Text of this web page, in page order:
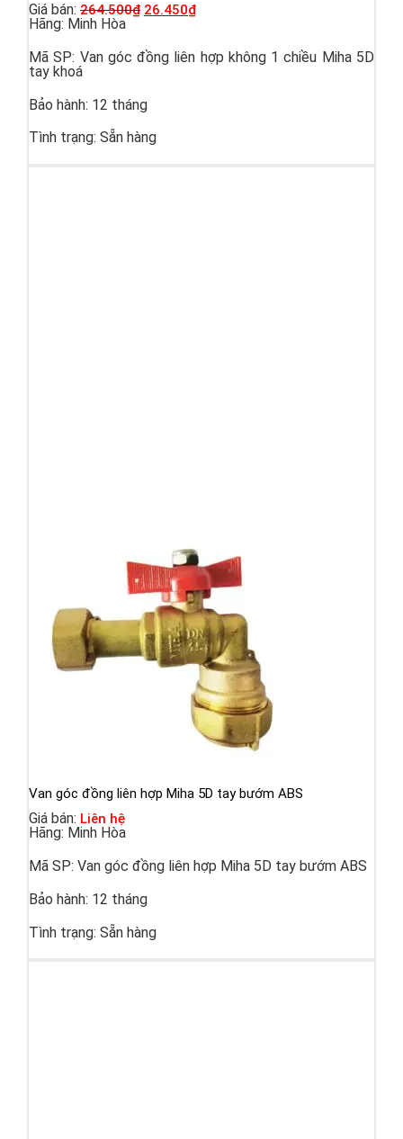
Giá bán: 264.500₫ 26.450₫
Hãng: Minh Hòa
Mã SP: Van góc đồng liên hợp không 1 chiều Miha 5D
tay khoá
Bảo hành: 12 tháng
Tình trạng: Sẵn hàng
Van góc đồng liên hợp Miha 5D tay bướm ABS
Giá bán: Liên hệ
Hãng: Minh Hòa
Mã SP: Van góc đồng liên hợp Miha 5D tay bướm ABS
Bảo hành: 12 tháng
Tình trạng: Sẵn hàng